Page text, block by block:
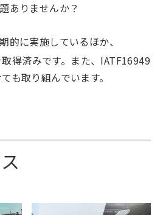
ありませんか？
的に実施しているほか、
得済みです。また、IATF16949
も取り組んでいます。